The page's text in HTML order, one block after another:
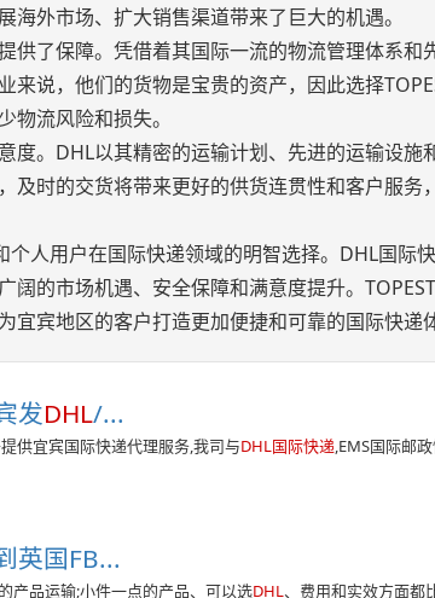
外市场、扩大销售渠道带来了巨大的机遇。
供了保障。凭借着其国际一流的物流管理体系和
说，他们的货物是宝贵的资产，因此选择
流风险和损失。
。DHL以其精密的运输计划、先进的运输设施
时的交货将带来更好的供货连贯性和客户服务
人用户在国际快递领域的明智选择。DHL国际
的市场机遇、安全保障和满意度提升。
宾地区的客户打造更加便捷和可靠的国际快递
发DHL/...
供宜宾国际快递代理服务,我司与DHL国际快递,EMS国际邮
英国FB...
产品运输;小件一点的产品、可以选DHL、费用和实效方面都